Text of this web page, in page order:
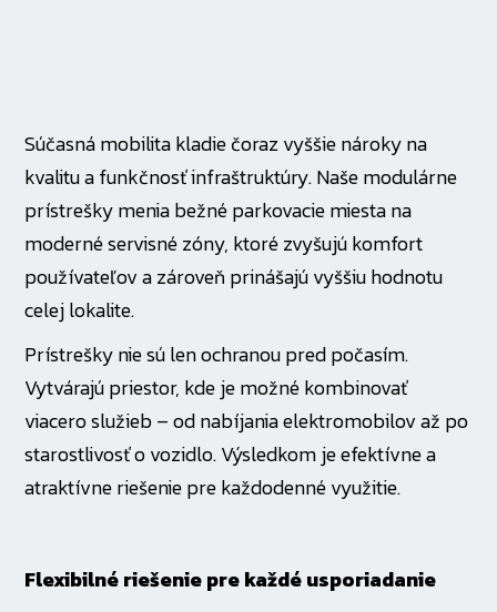
Súčasná mobilita kladie čoraz vyššie nároky na
kvalitu a funkčnosť infraštruktúry. Naše modulárne
prístrešky menia bežné parkovacie miesta na
moderné servisné zóny, ktoré zvyšujú komfort
používateľov a zároveň prinášajú vyššiu hodnotu
celej lokalite.
Prístrešky nie sú len ochranou pred počasím.
Vytvárajú priestor, kde je možné kombinovať
viacero služieb – od nabíjania elektromobilov až po
starostlivosť o vozidlo. Výsledkom je efektívne a
atraktívne riešenie pre každodenné využitie.
Flexibilné riešenie pre každé usporiadanie